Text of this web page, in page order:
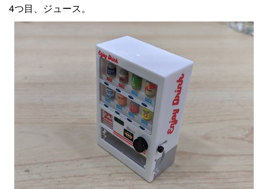
4つ目、ジュース。